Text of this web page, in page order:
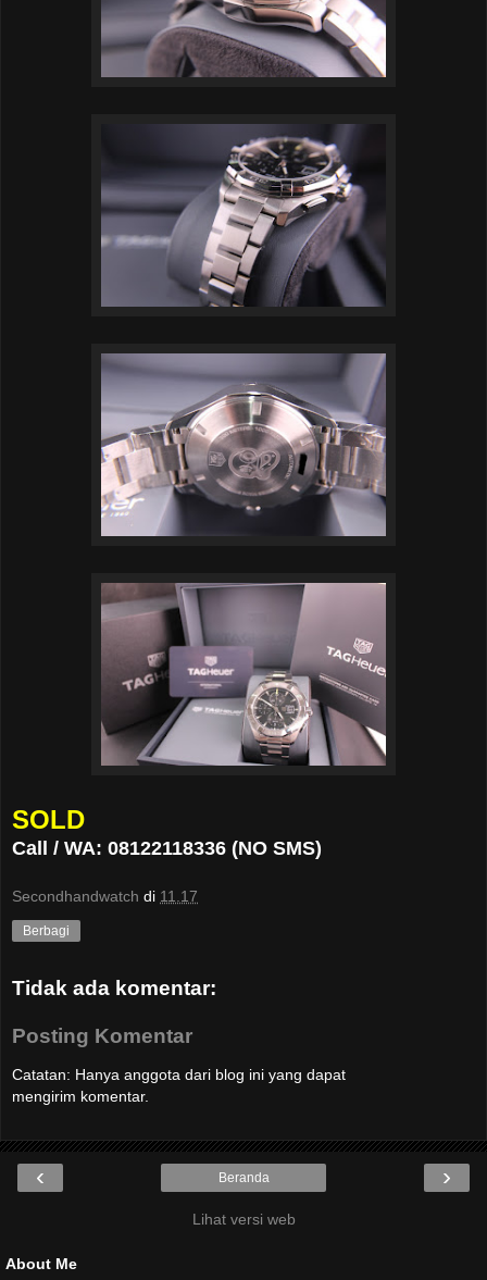
SOLD
Call / WA: 08122118336 (NO SMS)
Secondhandwatch di 11.17
Berbagi
Tidak ada komentar:
Posting Komentar
Catatan: Hanya anggota dari blog ini yang dapat
mengirim komentar.
‹ ›
Beranda
Lihat versi web
About Me